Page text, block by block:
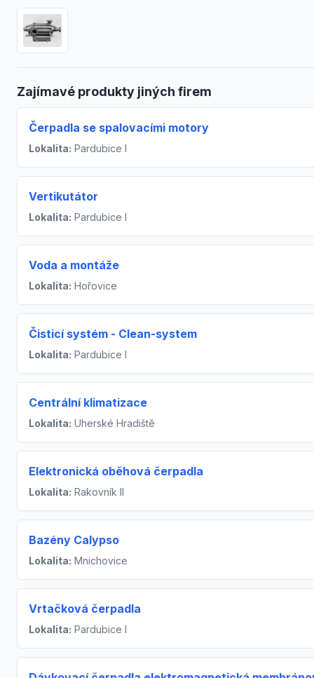
Zajímavé produkty jiných firem
Čerpadla se spalovacími motory
Lokalita: Pardubice I
Vertikutátor
Lokalita: Pardubice I
Voda a montáže
Lokalita: Hořovice
Čisticí systém - Clean-system
Lokalita: Pardubice I
Centrální klimatizace
Lokalita: Uherské Hradiště
Elektronická oběhová čerpadla
Lokalita: Rakovník II
Bazény Calypso
Lokalita: Mnichovice
Vrtačková čerpadla
Lokalita: Pardubice I